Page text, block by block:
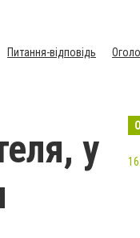
Питання-відповідь
у